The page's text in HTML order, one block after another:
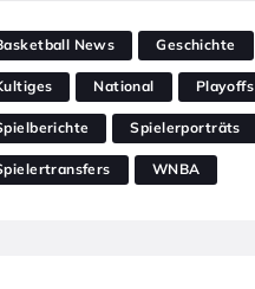
News Geschichte
National Playoffs
Spielerporträts
WNBA